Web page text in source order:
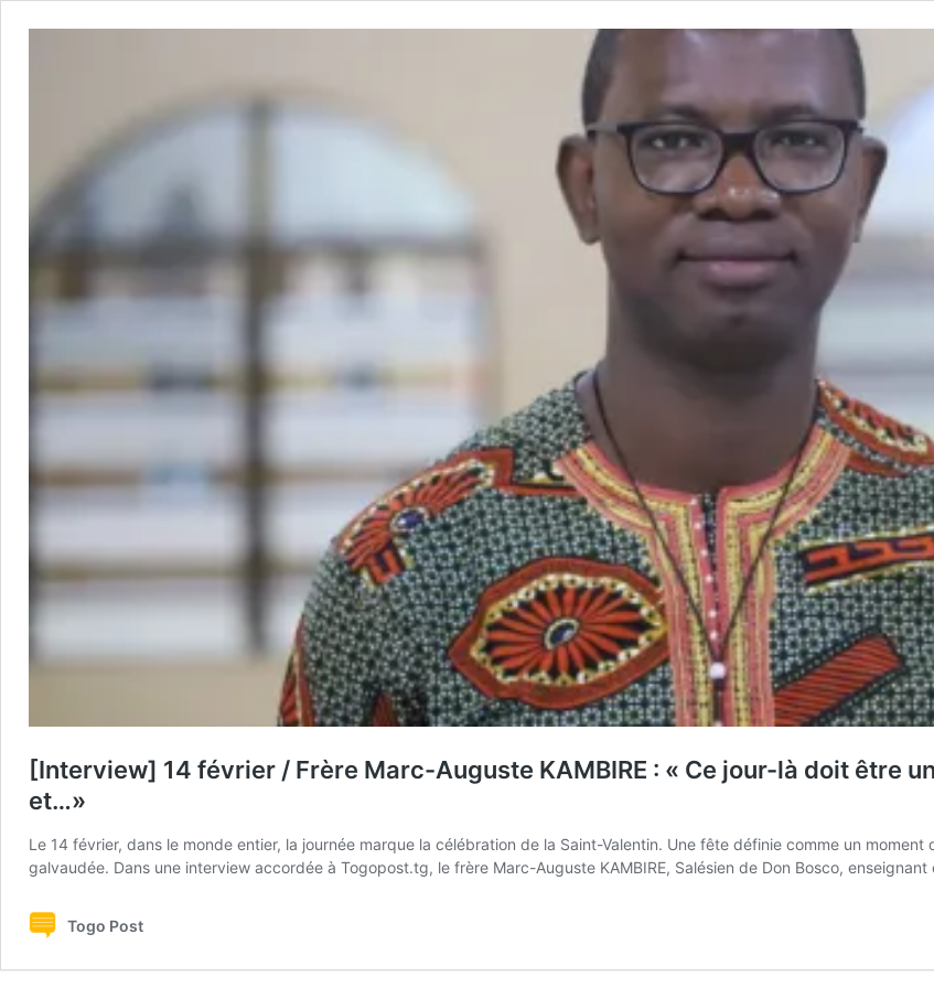
[Interview] 14 février / Frère Marc-Auguste KAMBIRE : « Ce jour-là doit être
et…»
Le 14 février, dans le monde entier, la journée marque la célébration de la Saint-Valentin. Une fête définie comme un
galvaudée. Dans une interview accordée à Togopost.tg, le frère Marc-Auguste KAMBIRE, Salésien de Don Bosco,
Togo Post